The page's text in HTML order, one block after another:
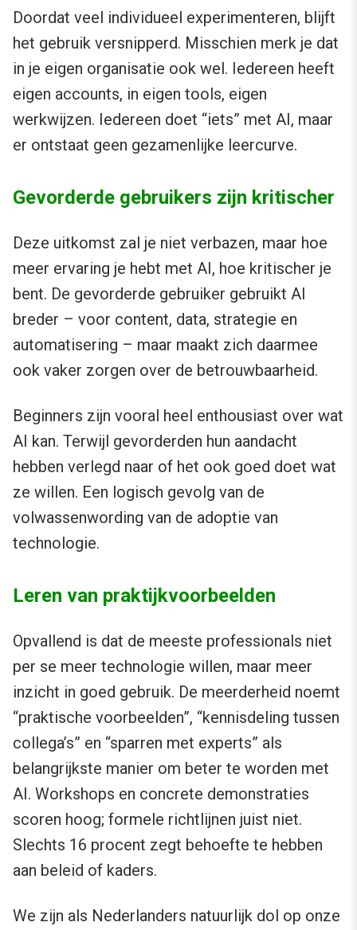
Doordat veel individueel experimenteren, blijft
het gebruik versnipperd. Misschien merk je dat
in je eigen organisatie ook wel. Iedereen heeft
eigen accounts, in eigen tools, eigen
werkwijzen. Iedereen doet “iets” met AI, maar
er ontstaat geen gezamenlijke leercurve.
Gevorderde gebruikers zijn kritischer
Deze uitkomst zal je niet verbazen, maar hoe
meer ervaring je hebt met AI, hoe kritischer je
bent. De gevorderde gebruiker gebruikt AI
breder – voor content, data, strategie en
automatisering – maar maakt zich daarmee
ook vaker zorgen over de betrouwbaarheid.
Beginners zijn vooral heel enthousiast over wat
AI kan. Terwijl gevorderden hun aandacht
hebben verlegd naar of het ook goed doet wat
ze willen. Een logisch gevolg van de
volwassenwording van de adoptie van
technologie.
Leren van praktijkvoorbeelden
Opvallend is dat de meeste professionals niet
per se meer technologie willen, maar meer
inzicht in goed gebruik. De meerderheid noemt
“praktische voorbeelden”, “kennisdeling tussen
collega’s” en “sparren met experts” als
belangrijkste manier om beter te worden met
AI. Workshops en concrete demonstraties
scoren hoog; formele richtlijnen juist niet.
Slechts 16 procent zegt behoefte te hebben
aan beleid of kaders.
We zijn als Nederlanders natuurlijk dol op onze